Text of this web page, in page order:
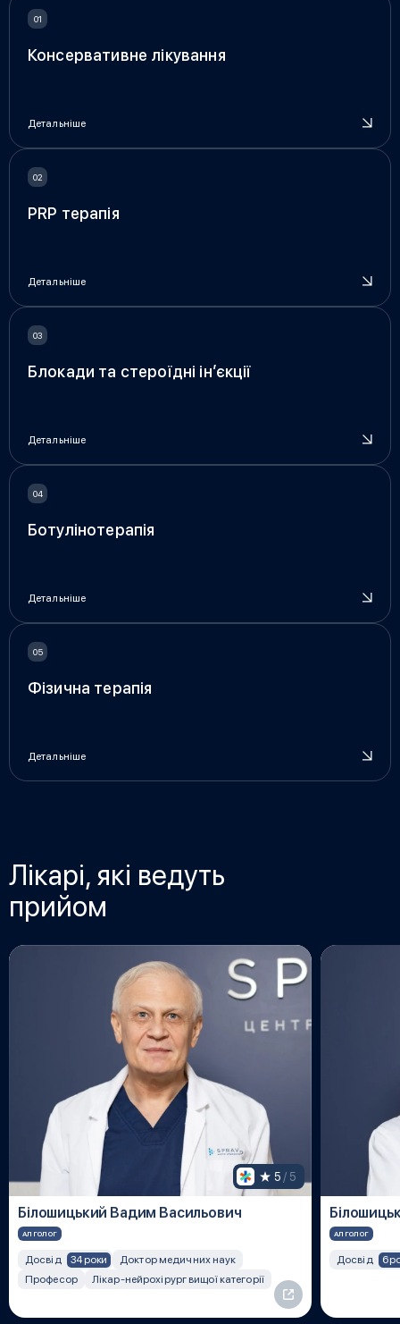
Консервативне лікування
Детальніше
PRP терапія
Детальніше
Блокади та стероїдні ін’єкції
Детальніше
Ботулінотерапія
Детальніше
Фізична терапія
Детальніше
Лікарі, які ведуть
прийом
5 / 5
Білошицький Вадим Васильович
АЛГОЛОГ
Досвід 34 роки
Доктор медичних наук
Професор
Лікар-нейрохірург вищої категорії
АЛГОЛОГ
Досвід 6